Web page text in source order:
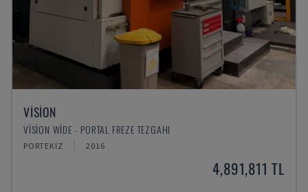
VISION
VISION WIDE - PORTAL FREZE TEZGAHI
PORTEKIZ 2016
4,891,811 TL